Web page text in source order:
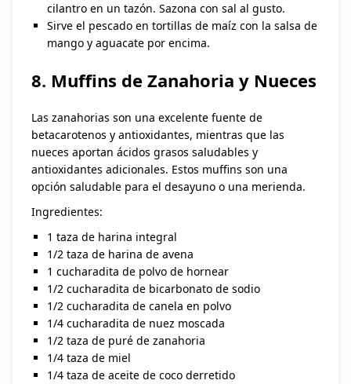
cilantro en un tazón. Sazona con sal al gusto.
Sirve el pescado en tortillas de maíz con la salsa de
mango y aguacate por encima.
8. Muffins de Zanahoria y Nueces
Las zanahorias son una excelente fuente de
betacarotenos y antioxidantes, mientras que las
nueces aportan ácidos grasos saludables y
antioxidantes adicionales. Estos muffins son una
opción saludable para el desayuno o una merienda.
Ingredientes:
1 taza de harina integral
1/2 taza de harina de avena
1 cucharadita de polvo de hornear
1/2 cucharadita de bicarbonato de sodio
1/2 cucharadita de canela en polvo
1/4 cucharadita de nuez moscada
1/2 taza de puré de zanahoria
1/4 taza de miel
1/4 taza de aceite de coco derretido